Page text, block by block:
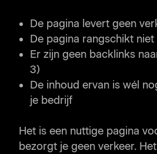
De pagina levert geen
De pagina rangschikt niet
Er zijn geen backlinks
3)
De inhoud ervan is wél
je bedrijf
Het is een nuttige pagina
bezorgt je geen verkeer.